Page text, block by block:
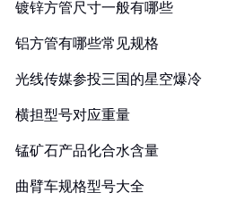
镀锌方管尺寸一般有哪些
铝方管有哪些常见规格
光线传媒参投三国的星空爆冷
横担型号对应重量
锰矿石产品化合水含量
曲臂车规格型号大全